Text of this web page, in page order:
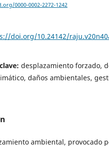
0000-0002-2272-1242
doi.org/10.24142/
desplazamiento forzado,
daños ambientales,
ambiental, provocado